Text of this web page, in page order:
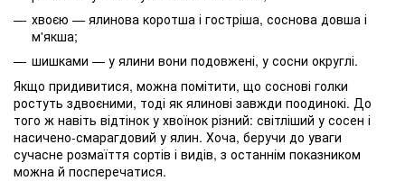
хвоєю — ялинова коротша і гостріша, соснова довша і
м'якша;
шишками — у ялини вони подовжені, у сосни округлі.
Якщо придивитися, можна помітити, що соснові голки
ростуть здвоєними, тоді як ялинові завжди поодинокі. До
того ж навіть відтінок у хвоїнок різний: світліший у сосен і
насичено-смарагдовий у ялин. Хоча, беручи до уваги
сучасне розмаїття сортів і видів, з останнім показником
можна й посперечатися.